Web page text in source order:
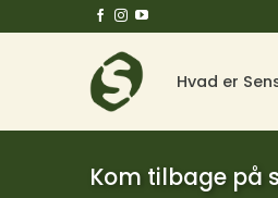
til
Hvad er
Kom tilbage på